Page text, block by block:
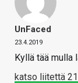
UnFaced
23.4.2019
Kyllä tää mulla
katso liitettä